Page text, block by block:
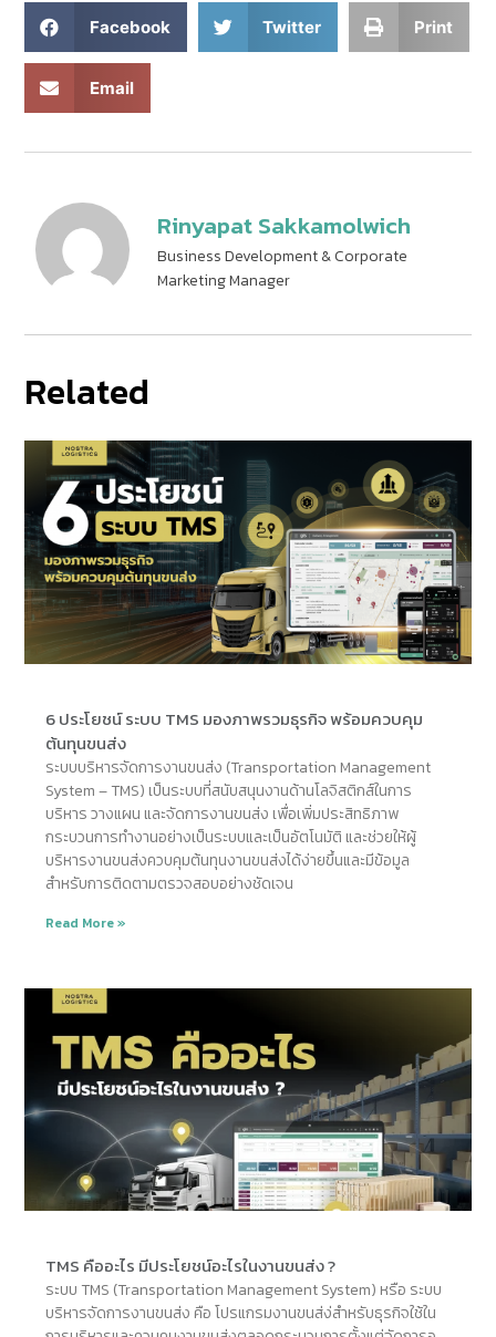
Facebook Twitter Print
Email
Rinyapat Sakkamolwich
Business Development & Corporate
Marketing Manager
Related
6 ประโยชน์ ระบบ TMS มองภาพรวมธุรกิจ พร้อมควบคุม
ต้นทุนขนส่ง
ระบบบริหารจัดการงานขนส่ง (Transportation Management
System – TMS) เป็นระบบที่สนับสนุนงานด้านโลจิสติกส์ในการ
บริหาร วางแผน และจัดการงานขนส่ง เพื่อเพิ่มประสิทธิภาพ
กระบวนการทำงานอย่างเป็นระบบและเป็นอัตโนมัติ และช่วยให้ผู้
บริหารงานขนส่งควบคุมต้นทุนงานขนส่งได้ง่ายขึ้นและมีข้อมูล
สำหรับการติดตามตรวจสอบอย่างชัดเจน
Read More »
TMS คืออะไร มีประโยชน์อะไรในงานขนส่ง ?
ระบบ TMS (Transportation Management System) หรือ ระบบ
บริหารจัดการงานขนส่ง คือ โปรแกรมงานขนส่ง่สำหรับธุรกิจใช้ใน